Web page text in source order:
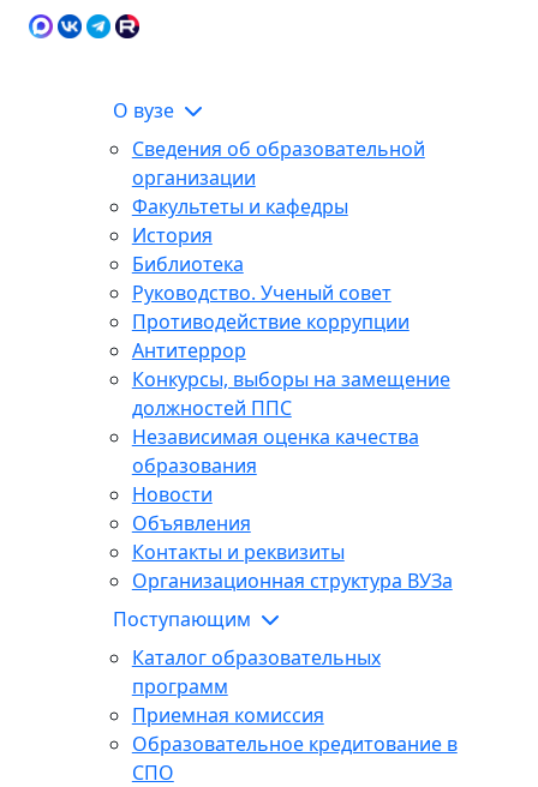
О вузе
Сведения об образовательной
организации
Факультеты и кафедры
История
Библиотека
Руководство. Ученый совет
Противодействие коррупции
Антитеррор
Конкурсы, выборы на замещение
должностей ППС
Независимая оценка качества
образования
Новости
Объявления
Контакты и реквизиты
Организационная структура ВУЗа
Поступающим
Каталог образовательных
программ
Приемная комиссия
Образовательное кредитование в
СПО